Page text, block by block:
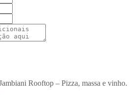
Rooftop – Pizza, massa e vinho.